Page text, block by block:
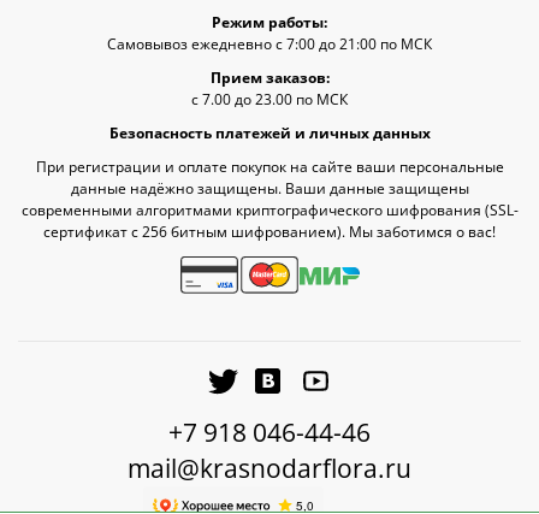
Режим работы:
Самовывоз ежедневно с 7:00 до 21:00 по МСК
Прием заказов:
с 7.00 до 23.00 по МСК
Безопасность платежей и личных данных
При регистрации и оплате покупок на сайте ваши персональные
данные надёжно защищены. Ваши данные защищены
современными алгоритмами криптографического шифрования (SSL-
сертификат c 256 битным шифрованием). Мы заботимся о вас!
+7 918 046-44-46
mail@krasnodarflora.ru